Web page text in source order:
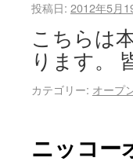
投稿日: 2012年5月
こちらは
ります。
カテゴリー: オープ
ニッコー